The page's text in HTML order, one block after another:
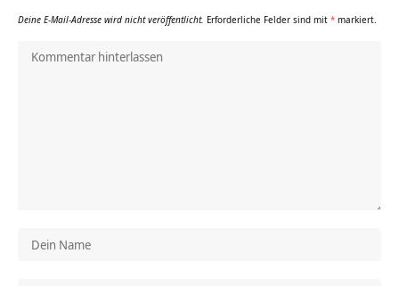
Deine E-Mail-Adresse wird nicht veröffentlicht. Erforderliche Felder sind mit * markiert.